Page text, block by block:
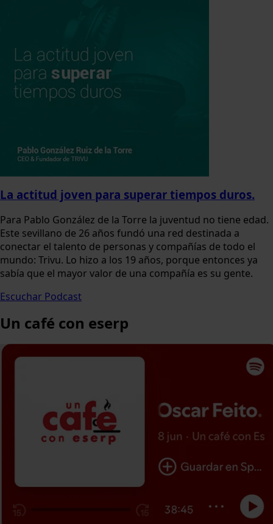
La actitud joven para superar tiempos duros.
Para Pablo González de la Torre la juventud no tiene edad.
Este sevillano de 26 años fundó una red destinada a
conectar el talento de personas y compañías de todo el
mundo: Trivu. Lo hizo a los 19 años, porque entonces ya
sabía que el mayor valor de una compañía es su gente.
Escuchar Podcast
Un café con eserp